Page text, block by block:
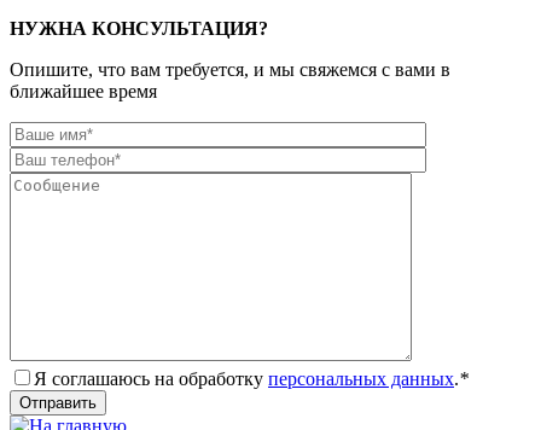
НУЖНА КОНСУЛЬТАЦИЯ?
Опишите, что вам требуется, и мы свяжемся с вами в
ближайшее время
Я соглашаюсь на обработку персональных данных.*